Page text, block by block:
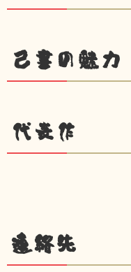
己書の魅力
代表作
連絡先